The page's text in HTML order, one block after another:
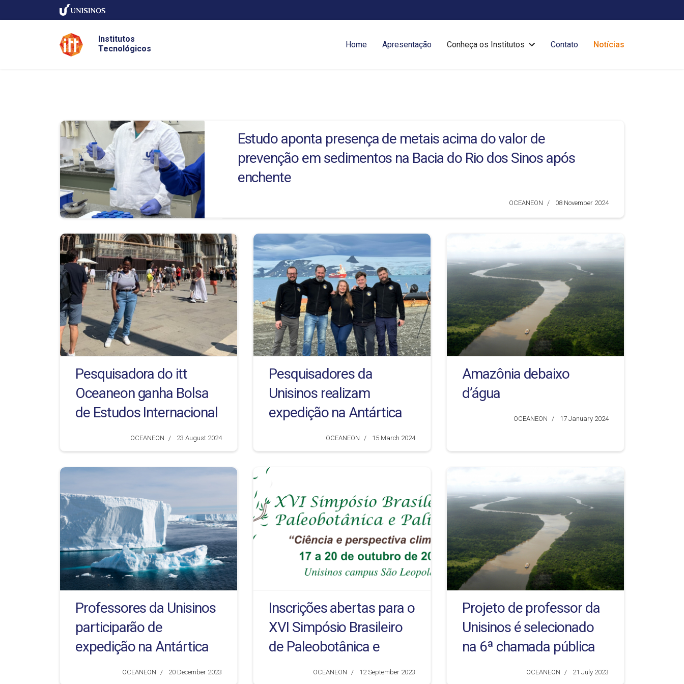
Institutos
Tecnológicos
Home Apresentação Conheça os Institutos Contato Notícias
Estudo aponta presença de metais acima do valor de
prevenção em sedimentos na Bacia do Rio dos Sinos após
enchente
OCEANEON 08 November 2024
Pesquisadora do itt
Oceaneon ganha Bolsa
de Estudos Internacional
OCEANEON 23 August 2024
Pesquisadores da
Unisinos realizam
expedição na Antártica
OCEANEON 15 March 2024
Amazônia debaixo
d’água
OCEANEON 17 January 2024
Professores da Unisinos
participarão de
expedição na Antártica
OCEANEON 20 December 2023
Inscrições abertas para o
XVI Simpósio Brasileiro
de Paleobotânica e
Palinologia: Ciência e
OCEANEON 12 September 2023
Projeto de professor da
Unisinos é selecionado
na 6ª chamada pública
de ciência do Instituto
OCEANEON 21 July 2023